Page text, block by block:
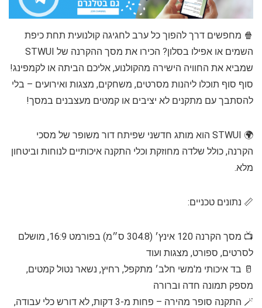
🍿 מחפשים דרך להפוך כל ערב לחגיגה קולנועית תחת כיפת
השמים או אפילו בסלון? הכירו את מסך ההקרנה של STWUI
שמביא את החוויה הישירה מהקולנוע, אליכם הביתה או לקמפינג!
סוף סוף תוכלו ליהנות מסרטים, משחקים, מצגות ואירועים – בלי
להסתבך עם מתקנים לא יציבים או קמטים מעצבנים במסך!
🌍 STWUI הוא מותג חדשני שפיתח דור משופר של מסכי
הקרנה, כולל שלדה מחוזקת וכלי התקנה איכותיים לנוחות וביטחון
מלא.
📏 נתונים טכניים:
📺 מסך הקרנה 120 אינץ׳ (304.8 ס״מ) בפורמט 16:9, מושלם
לסרטים, ספורט, מצגות ועוד
🥛 בד איכותי מ'משי חלב׳ מתקפל, רחיץ, נשאר נטול קמטים,
מספק תמונה חדה וברורה
🪄 התקנה סופר מהירה – פחות מ-3 דקות, לא דורש כלי עבודה,